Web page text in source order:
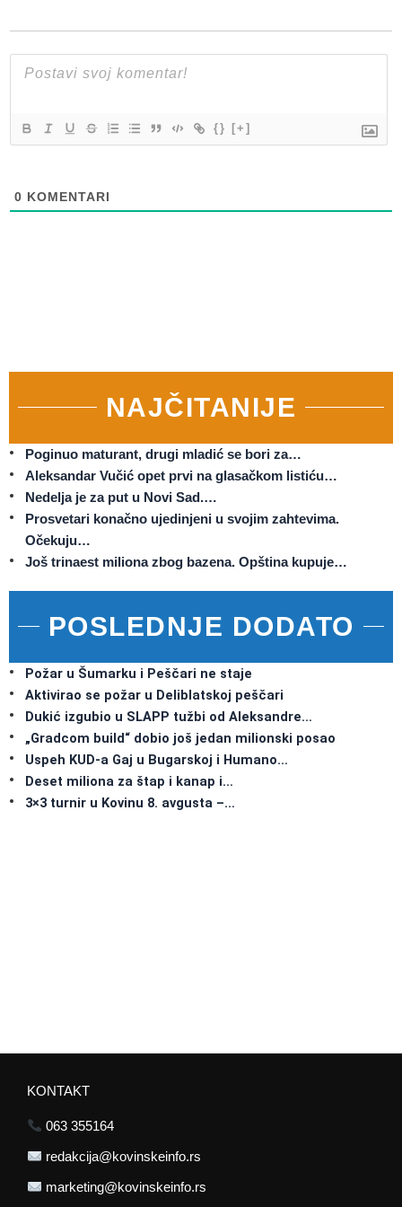
{} [+]
0 KOMENTARI
NAJČITANIJE
Poginuo maturant, drugi mladić se bori za…
Aleksandar Vučić opet prvi na glasačkom listiću…
Nedelja je za put u Novi Sad.…
Prosvetari konačno ujedinjeni u svojim zahtevima.
Očekuju…
Još trinaest miliona zbog bazena. Opština kupuje…
POSLEDNJE DODATO
Požar u Šumarku i Peščari ne staje
Aktivirao se požar u Deliblatskoj peščari
Dukić izgubio u SLAPP tužbi od Aleksandre…
„Gradcom build“ dobio još jedan milionski posao
Uspeh KUD-a Gaj u Bugarskoj i Humano…
Deset miliona za štap i kanap i…
3×3 turnir u Kovinu 8. avgusta –…
KONTAKT
063 355164
redakcija@kovinskeinfo.rs
marketing@kovinskeinfo.rs